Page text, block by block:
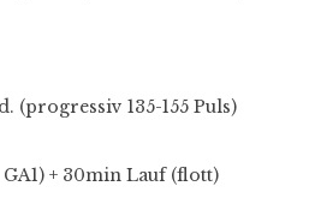
(progressiv 135-155 Puls)
+ 30min Lauf (flott)